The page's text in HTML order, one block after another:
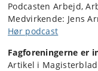
Podcasten Arbejd,
Medvirkende: Jens
Hør podcast
Fagforeningerne er
Artikel i